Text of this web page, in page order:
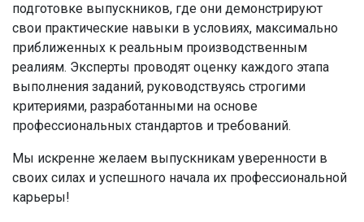
подготовке выпускников, где они демонстрируют
свои практические навыки в условиях, максимально
приближенных к реальным производственным
реалиям. Эксперты проводят оценку каждого этапа
выполнения заданий, руководствуясь строгими
критериями, разработанными на основе
профессиональных стандартов и требований.
Мы искренне желаем выпускникам уверенности в
своих силах и успешного начала их профессиональной
карьеры!